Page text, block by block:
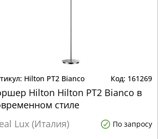
Hilton PT2 Bianco 161269
Hilton Hilton PT2 Bianco в
стиле
Lux (Италия)
По запросу